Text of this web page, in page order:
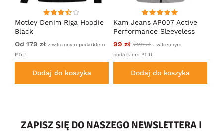
Motley Denim Riga Hoodie
Black
Od 179 zł z wliczonym podatkiem
PTiU
Dodaj do koszyka
Kam Jeans AP007 Active
Performance Sleeveless
Hoody Grey
99 zł 229 zł z wliczonym
podatkiem PTiU
Dodaj do koszyka
ZAPISZ SIĘ DO NASZEGO NEWSLETTERA I